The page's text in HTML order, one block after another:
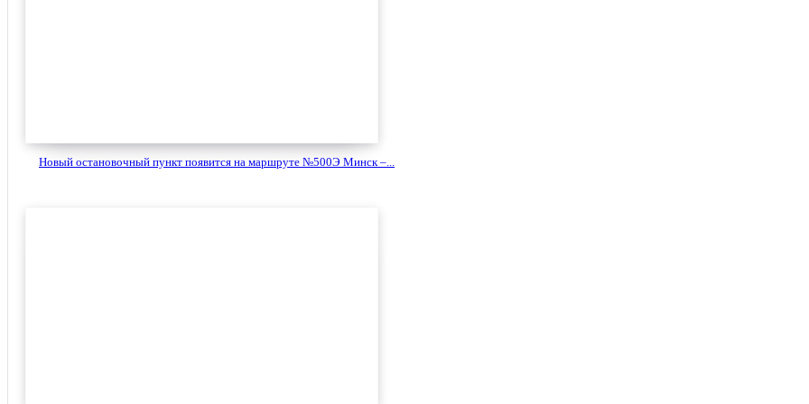
Новый остановочный пункт появится на маршруте №500Э Минск –...